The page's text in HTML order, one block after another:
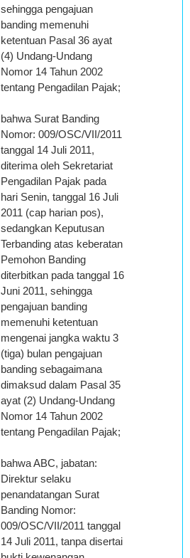
sehingga pengajuan
banding memenuhi
ketentuan Pasal 36 ayat
(4) Undang-Undang
Nomor 14 Tahun 2002
tentang Pengadilan Pajak;
bahwa Surat Banding
Nomor: 009/OSC/VII/2011
tanggal 14 Juli 2011,
diterima oleh Sekretariat
Pengadilan Pajak pada
hari Senin, tanggal 16 Juli
2011 (cap harian pos),
sedangkan Keputusan
Terbanding atas keberatan
Pemohon Banding
diterbitkan pada tanggal 16
Juni 2011, sehingga
pengajuan banding
memenuhi ketentuan
mengenai jangka waktu 3
(tiga) bulan pengajuan
banding sebagaimana
dimaksud dalam Pasal 35
ayat (2) Undang-Undang
Nomor 14 Tahun 2002
tentang Pengadilan Pajak;
bahwa ABC, jabatan:
Direktur selaku
penandatangan Surat
Banding Nomor:
009/OSC/VII/2011 tanggal
14 Juli 2011, tanpa disertai